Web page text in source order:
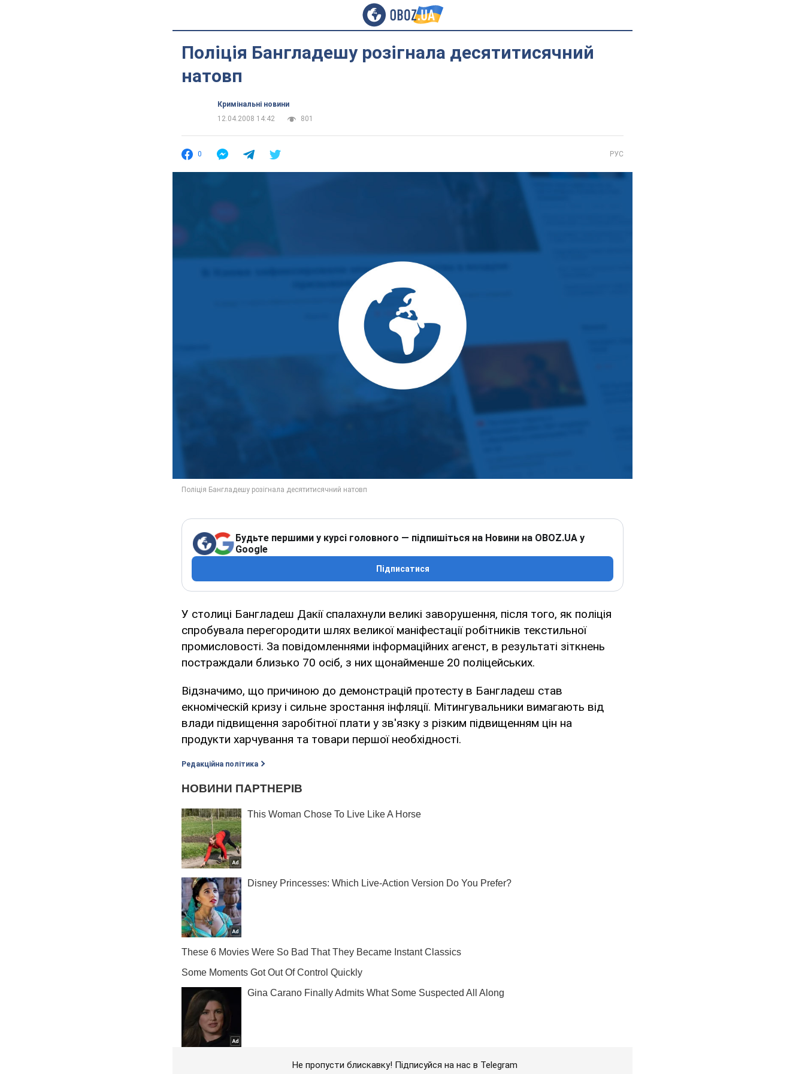
Поліція Бангладешу розігнала десятитисячний
натовп
Кримінальні новини
12.04.2008 14:42
801
0 РУС
Будьте першими у курсі головного — підпишіться на Новини на OBOZ.UA у
Google
Підписатися
У столиці Бангладеш Дакії спалахнули великі заворушення, після того, як поліція
спробувала перегородити шлях великої маніфестації робітників текстильної
промисловості. За повідомленнями інформаційних агенст, в результаті зіткнень
постраждали близько 70 осіб, з них щонайменше 20 поліцейських.
Відзначимо, що причиною до демонстрацій протесту в Бангладеш став
екноміческій кризу і сильне зростання інфляції. Мітингувальники вимагають від
влади підвищення заробітної плати у зв'язку з різким підвищенням цін на
продукти харчування та товари першої необхідності.
Редакційна політика
Не пропусти блискавку! Підписуйся на нас в Telegram